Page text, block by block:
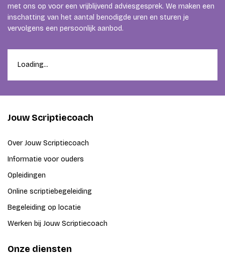
met ons op voor een vrijblijvend adviesgesprek. We maken een
inschatting van het aantal benodigde uren en sturen je
vervolgens een persoonlijk aanbod.
Loading...
Jouw Scriptiecoach
Over Jouw Scriptiecoach
Informatie voor ouders
Opleidingen
Online scriptiebegeleiding
Begeleiding op locatie
Werken bij Jouw Scriptiecoach
Onze diensten